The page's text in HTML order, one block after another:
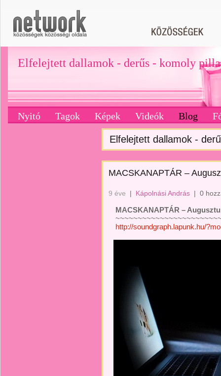
Elfelejtett dallamok - derűs - komoly
Nyitó Tagok Képek Videók Blog
Elfelejtett dallamok -
MACSKANAPTÁR –
9 éve | Kápolnási András | 0
MACSKANAPTÁR –
http://soundgraph.lapunk.hu/